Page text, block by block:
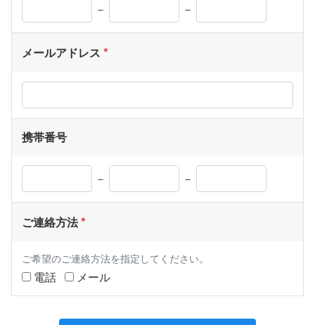
－ －
メールアドレス
携帯番号
－ －
ご連絡方法
ご希望のご連絡方法を指定してください。
電話 メール